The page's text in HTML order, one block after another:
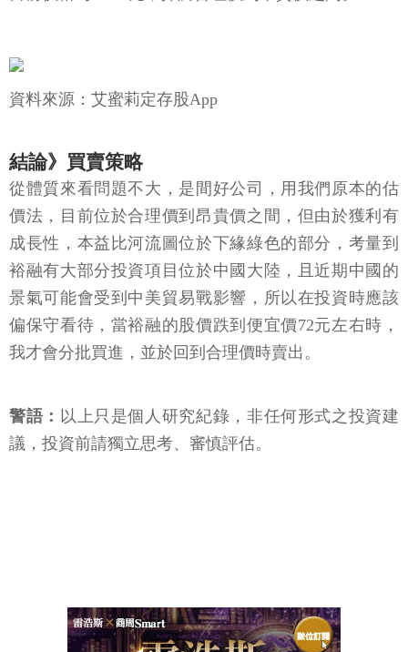
資料來源：艾蜜莉定存股App
結論》買賣策略
從體質來看問題不大，是間好公司，用我們原本的估
價法，目前位於合理價到昂貴價之間，但由於獲利有
成長性，本益比河流圖位於下緣綠色的部分，考量到
裕融有大部分投資項目位於中國大陸，且近期中國的
景氣可能會受到中美貿易戰影響，所以在投資時應該
偏保守看待，當裕融的股價跌到便宜價72元左右時，
我才會分批買進，並於回到合理價時賣出。
警語： 以上只是個人研究紀錄，非任何形式之投資建
議，投資前請獨立思考、審慎評估。